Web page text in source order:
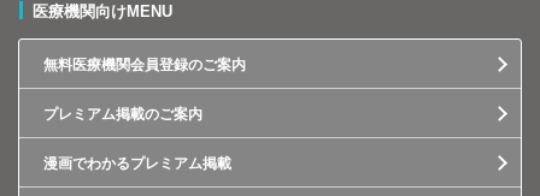
医療機関向けMENU
無料医療機関会員登録のご案内
プレミアム掲載のご案内
漫画でわかるプレミアム掲載